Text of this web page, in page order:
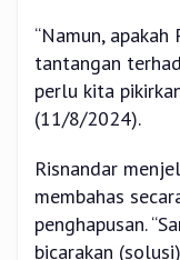
“Namun,
tantangan
perlu kita
(11/8/2024).
Risnandar
membahas
penghapusan.
bicarakan